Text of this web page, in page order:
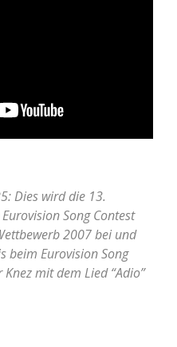
Dies wird die 13.
Song Contest
2007 bei und
beim Eurovision Song
mit dem Lied “Adio”